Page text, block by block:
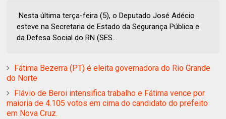
Nesta última terça-feira (5), o Deputado José Adécio
esteve na Secretaria de Estado da Segurança Pública e
da Defesa Social do RN (SES...
Fátima Bezerra (PT) é eleita governadora do Rio Grande
do Norte
Flávio de Beroi intensifica trabalho e Fátima vence por
maioria de 4.105 votos em cima do candidato do prefeito
em Nova Cruz.